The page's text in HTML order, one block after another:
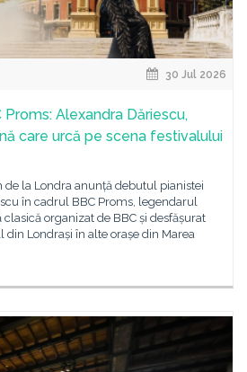
30 Jul 2026
Alexandra Dăriescu,
care urcă pe scena festivalului
la Londra anunță debutul pianistei
în cadrul BBC Proms, legendarul
organizat de BBC și desfășurat
din Londrași în alte orașe din Marea